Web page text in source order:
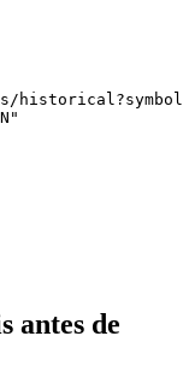
antes de